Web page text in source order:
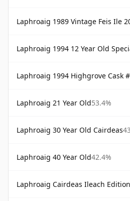
Laphroaig 1989 Vintage Feis Ile
Laphroaig 1994 12 Year Old Speciality Drinks
Laphroaig 1994 Highgrove Cask
Laphroaig 21 Year Old53.4%
Laphroaig 30 Year Old Cairdeas
Laphroaig 40 Year Old42.4%
Laphroaig Cairdeas Ileach